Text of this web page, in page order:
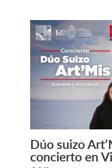
Dúo suizo
concierto en